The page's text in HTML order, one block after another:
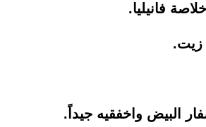
زيت.
البيض واخفقيه جيداً.